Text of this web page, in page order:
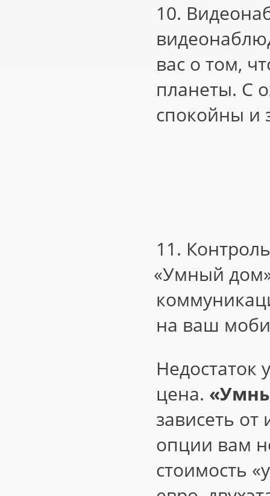
10.
вас о том,
планеты. С
спокойны и
11.
«Умный
на ваш
Недостаток
цена. «
зависеть
опции вам
стоимость «